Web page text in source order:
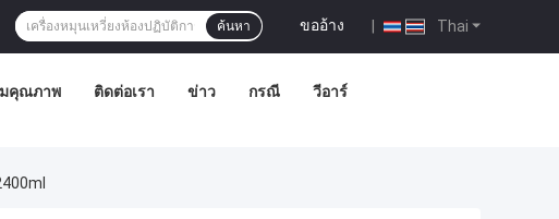
Thai
ขออ้าง |
ค้นหา
คุณภาพ ติดต่อเรา ข่าว กรณี วีอาร์